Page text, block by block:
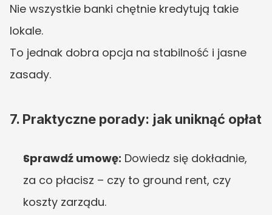
Nie wszystkie banki chętnie kredytują takie
lokale.
To jednak dobra opcja na stabilność i jasne
zasady.
7. Praktyczne porady: jak uniknąć opłat
Sprawdź umowę: Dowiedz się dokładnie,
za co płacisz – czy to ground rent, czy
koszty zarządu.